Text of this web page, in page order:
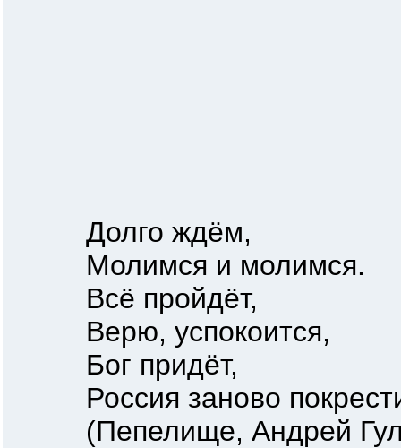
Долго ждём,
Молимся и молимся.
Всё пройдёт,
Верю, успокоится,
Бог придёт,
Россия заново
(Пепелище, Андрей